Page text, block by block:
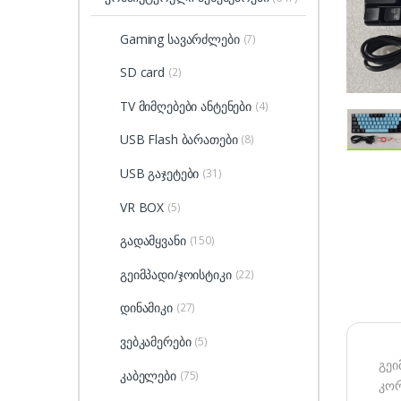
Gaming სავარძლები (7)
SD card (2)
TV მიმღებები ანტენები (4)
USB Flash ბარათები (8)
USB გაჯეტები (31)
VR BOX (5)
გადამყვანი (150)
გეიმპადი/ჯოისტიკი (22)
დინამიკი (27)
ვებკამერები (5)
კაბელები (75)